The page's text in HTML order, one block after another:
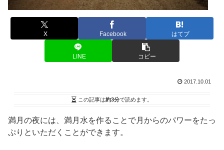
X Facebook はてブ
LINE コピー
2017.10.01
この記事は約3分で読めます。
満月の夜には、満月水を作ることで月からのパワーをたっ
ぷりといただくことができます。